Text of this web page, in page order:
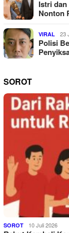
Istri
Nonton
VIRAL 23
Polisi
SOROT
SOROT 10 Juli 2026